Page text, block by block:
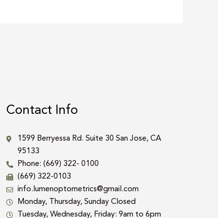
Contact Info
1599 Berryessa Rd. Suite 30 San Jose, CA
95133
Phone: (669) 322- 0100
(669) 322-0103
info.lumenoptometrics@gmail.com
Monday, Thursday, Sunday Closed
Tuesday, Wednesday, Friday: 9am to 6pm